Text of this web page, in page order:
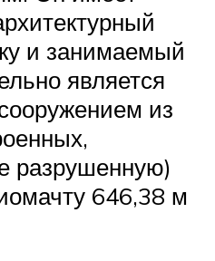
и занимаемый
является
из
разрушенную)
646,38 м